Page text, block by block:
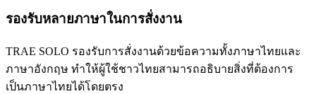
รองรับหลายภาษาในการสั่งงาน
TRAE SOLO รองรับการสั่งงานด้วยข้อความทั้งภาษาไทยและ
ภาษาอังกฤษ ทำให้ผู้ใช้ชาวไทยสามารถอธิบายสิ่งที่ต้องการ
เป็นภาษาไทยได้โดยตรง